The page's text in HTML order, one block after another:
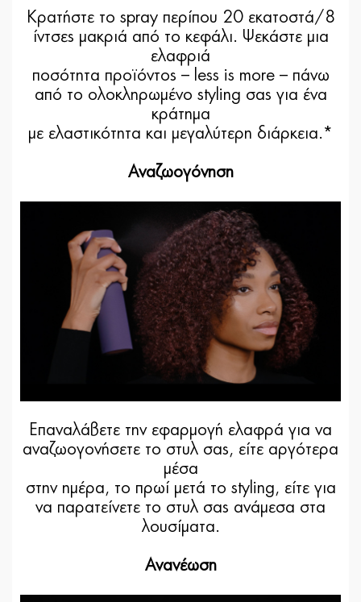
Κρατήστε το spray περίπου 20 εκατοστά/8
ίντσες μακριά από το κεφάλι. Ψεκάστε μια
ελαφριά
ποσότητα προϊόντος – less is more – πάνω
από το ολοκληρωμένο styling σας για ένα
κράτημα
με ελαστικότητα και μεγαλύτερη διάρκεια.*
Αναζωογόνηση
Επαναλάβετε την εφαρμογή ελαφρά για να
αναζωογονήσετε το στυλ σας, είτε αργότερα
μέσα
στην ημέρα, το πρωί μετά το styling, είτε για
να παρατείνετε το στυλ σας ανάμεσα στα
λουσίματα.
Ανανέωση